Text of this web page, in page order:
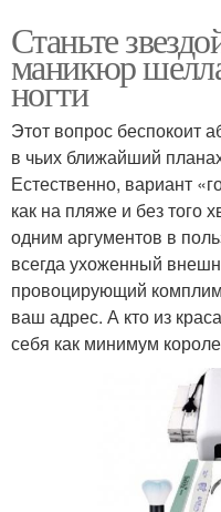
Станьте
маникюр
ногти
Этот вопрос беспокоит
в чьих ближайший
Естественно, вариант
как на пляже и без того
одним аргументов в
всегда ухоженный
провоцирующий
ваш адрес. А кто из
себя как минимум